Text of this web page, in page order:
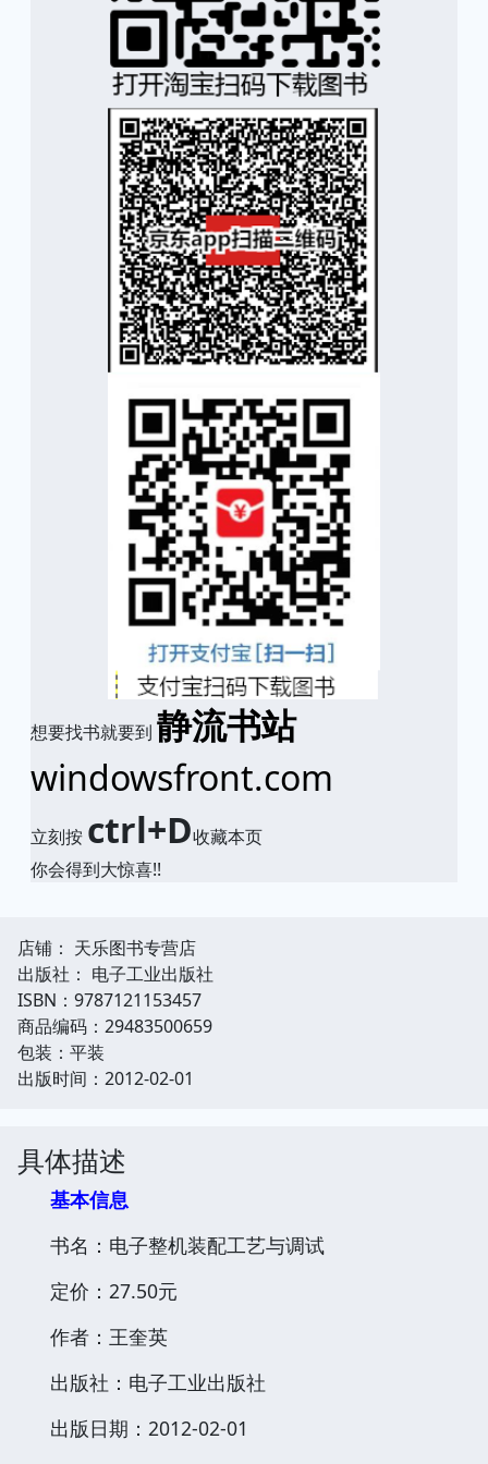
想要找书就要到 静流书站
windowsfront.com
立刻按 ctrl+D收藏本页
你会得到大惊喜!!
店铺： 天乐图书专营店
出版社： 电子工业出版社
ISBN：9787121153457
商品编码：29483500659
包装：平装
出版时间：2012-02-01
具体描述
基本信息
书名：电子整机装配工艺与调试
定价：27.50元
作者：王奎英
出版社：电子工业出版社
出版日期：2012-02-01